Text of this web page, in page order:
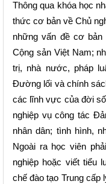
Thông qua khóa học
thức cơ bản về Chủ
những vấn đề cơ bản
Cộng sản Việt Nam;
trị, nhà nước, pháp
Đường lối và chính
các lĩnh vực của đời
nghiệp vụ công tác
nhân dân; tình hình,
Ngoài ra học viên
nghiệp hoặc viết tiểu
chế đào tạo Trung cấp